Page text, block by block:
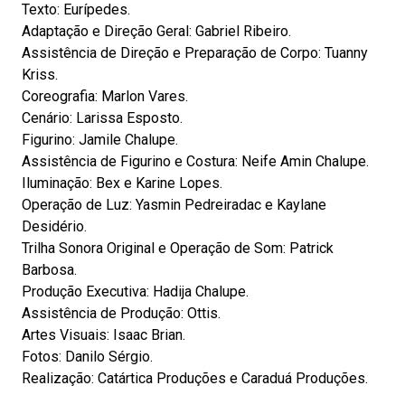
Texto: Eurípedes.
Adaptação e Direção Geral: Gabriel Ribeiro.
Assistência de Direção e Preparação de Corpo: Tuanny
Kriss.
Coreografia: Marlon Vares.
Cenário: Larissa Esposto.
Figurino: Jamile Chalupe.
Assistência de Figurino e Costura: Neife Amin Chalupe.
Iluminação: Bex e Karine Lopes.
Operação de Luz: Yasmin Pedreiradac e Kaylane
Desidério.
Trilha Sonora Original e Operação de Som: Patrick
Barbosa.
Produção Executiva: Hadija Chalupe.
Assistência de Produção: Ottis.
Artes Visuais: Isaac Brian.
Fotos: Danilo Sérgio.
Realização: Catártica Produções e Caraduá Produções.